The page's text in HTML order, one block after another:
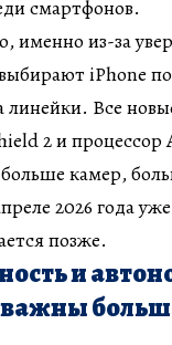
смартфонов.
именно из-за
iPhone
Все
2 и процессор
камер,
2026 года
позже.
и